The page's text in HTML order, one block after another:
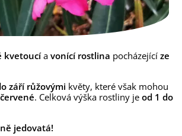
kvetoucía vonící rostlina pocházející ze
září růžovými květy, které však mohou
. Celková výška rostliny je od 1 do
jedovatá!